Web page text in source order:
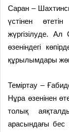
Саран –
үстінен
жүргізілуде.
өзеніндегі
құрылымдары
Теміртау –
Нұра өзенінен
толық
арасындағы